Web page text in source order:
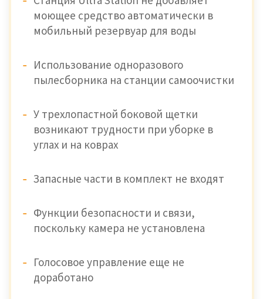
моющее средство автоматически в
мобильный резервуар для воды
Использование одноразового
пылесборника на станции самоочистки
У трехлопастной боковой щетки
возникают трудности при уборке в
углах и на коврах
Запасные части в комплект не входят
Функции безопасности и связи,
поскольку камера не установлена
Голосовое управление еще не
доработано